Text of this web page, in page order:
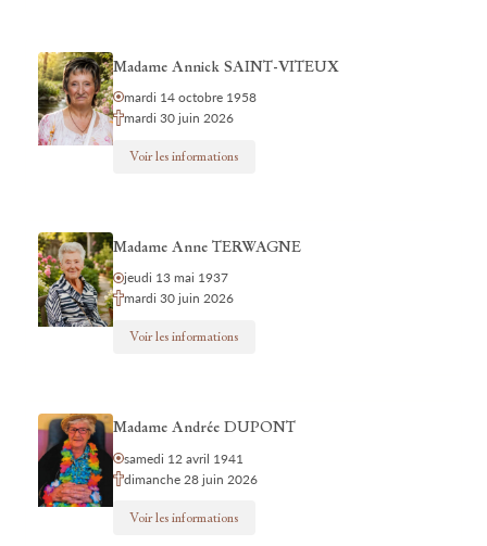
Madame Annick SAINT-VITEUX
mardi 14 octobre 1958
mardi 30 juin 2026
Voir les informations
Madame Anne TERWAGNE
jeudi 13 mai 1937
mardi 30 juin 2026
Voir les informations
Madame Andrée DUPONT
samedi 12 avril 1941
dimanche 28 juin 2026
Voir les informations